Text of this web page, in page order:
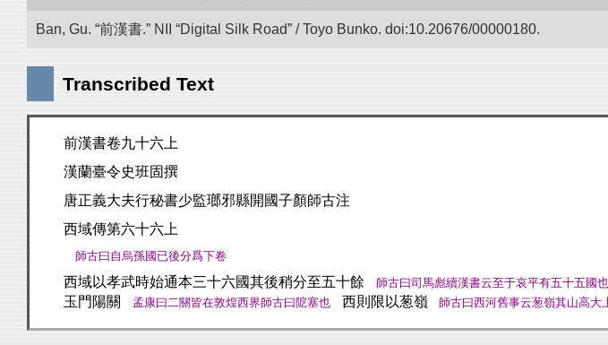
Ban, Gu. “前漢書.” NII “Digital Silk Road” / Toyo Bunko. doi:10.20676/00000180.
Transcribed Text
前漢書卷九十六上
漢蘭臺令史班固撰
唐正義大夫行秘書少監瑯邪縣開國子顏師古注
西域傳第六十六上
師古曰自烏孫國已後分爲下卷
西域以孝武時始通本三十六國其後稍分至五十餘 師古曰司馬彪續漢書云至于哀平有五十五國也
玉門陽關
孟康曰二關皆在敦煌西界師古曰阸塞也 西則限以葱嶺 師古曰西河舊事云葱嶺其山高大